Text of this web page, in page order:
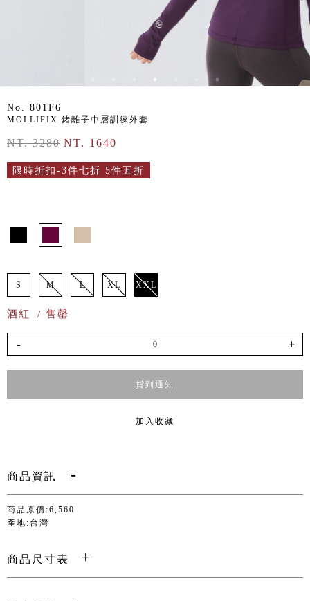
No. 801F6
MOLLIFIX 鍺離子中層訓練外套
NT. 3280 NT. 1640
限時折扣-3件七折 5件五折
S M L XL XXL
酒紅 / 售罄
- +
貨到通知
加入收藏
商品資訊
商品原價:6,560
產地:台灣
商品尺寸表